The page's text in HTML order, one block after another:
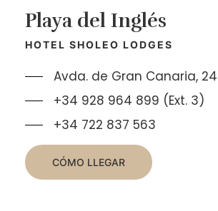
Playa del Inglés
HOTEL SHOLEO LODGES
Avda. de Gran Canaria, 24
+34 928 964 899 (Ext. 3)
+34 722 837 563
CÓMO LLEGAR